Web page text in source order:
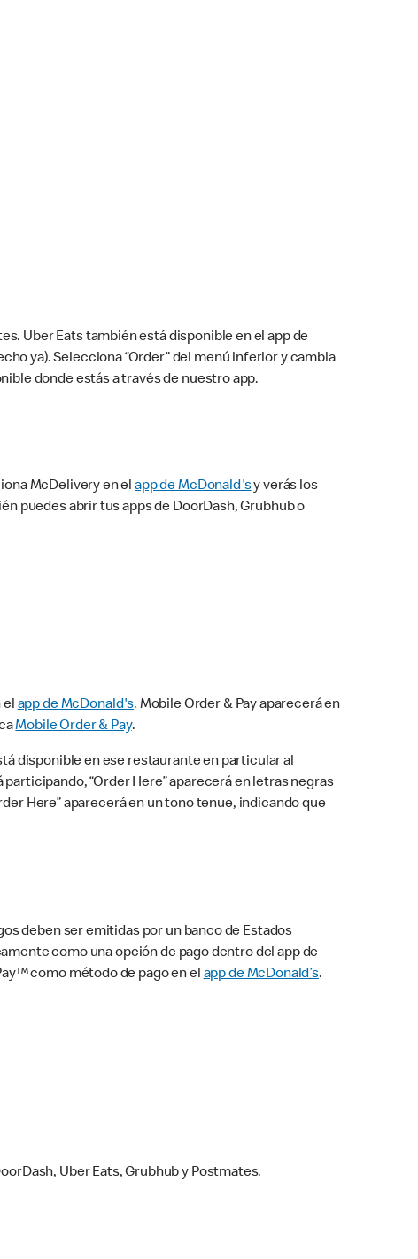
Uber Eats también está disponible en el app de
ya). Selecciona “Order” del menú inferior y cambia
donde estás a través de nuestro app.
McDelivery en elapp de McDonald'sy verás los
puedes abrir tus apps de DoorDash, Grubhub o
elapp de McDonald's. Mobile Order & Pay aparecerá en
Mobile Order & Pay.
disponible en ese restaurante en particular al
“Order Here” aparecerá en letras negras
Here” aparecerá en un tono tenue, indicando que
deben ser emitidas por un banco de Estados
como una opción de pago dentro del app de
como método de pago en elapp de McDonald’s.
Uber Eats, Grubhub y Postmates.